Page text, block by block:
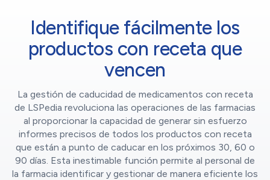
Identifique fácilmente los
productos con receta que
vencen
La gestión de caducidad de medicamentos con receta
de LSPedia revoluciona las operaciones de las farmacias
al proporcionar la capacidad de generar sin esfuerzo
informes precisos de todos los productos con receta
que están a punto de caducar en los próximos 30, 60 o
90 días. Esta inestimable función permite al personal de
la farmacia identificar y gestionar de manera eficiente los